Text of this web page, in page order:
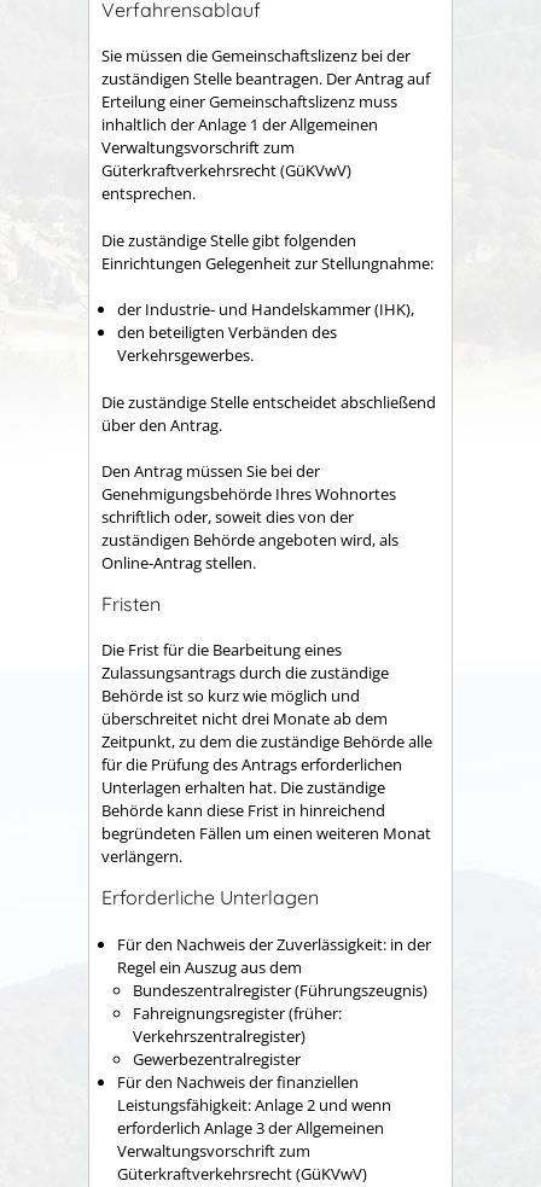
Verfahrensablauf
Sie müssen die Gemeinschaftslizenz bei der
zuständigen Stelle beantragen. Der Antrag auf
Erteilung einer Gemeinschaftslizenz muss
inhaltlich der Anlage 1 der Allgemeinen
Verwaltungsvorschrift zum
Güterkraftverkehrsrecht (GüKVwV)
entsprechen.
Die zuständige Stelle gibt folgenden
Einrichtungen Gelegenheit zur Stellungnahme:
der Industrie- und Handelskammer (IHK),
den beteiligten Verbänden des
Verkehrsgewerbes.
Die zuständige Stelle entscheidet abschließend
über den Antrag.
Den Antrag müssen Sie bei der
Genehmigungsbehörde Ihres Wohnortes
schriftlich oder, soweit dies von der
zuständigen Behörde angeboten wird, als
Online-Antrag stellen.
Fristen
Die Frist für die Bearbeitung eines
Zulassungsantrags durch die zuständige
Behörde ist so kurz wie möglich und
überschreitet nicht drei Monate ab dem
Zeitpunkt, zu dem die zuständige Behörde alle
für die Prüfung des Antrags erforderlichen
Unterlagen erhalten hat. Die zuständige
Behörde kann diese Frist in hinreichend
begründeten Fällen um einen weiteren Monat
verlängern.
Erforderliche Unterlagen
Für den Nachweis der Zuverlässigkeit: in der
Regel ein Auszug aus dem
Bundeszentralregister (Führungszeugnis)
Fahreignungsregister(früher:
Verkehrszentralregister)
Gewerbezentralregister
Für den Nachweis der finanziellen
Leistungsfähigkeit: Anlage 2 und wenn
erforderlich Anlage 3 der Allgemeinen
Verwaltungsvorschrift zum
Güterkraftverkehrsrecht (GüKVwV)